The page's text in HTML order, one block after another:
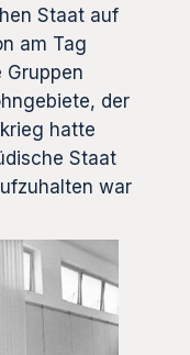
Staat auf
am Tag
Gruppen
der
hatte
Staat
war